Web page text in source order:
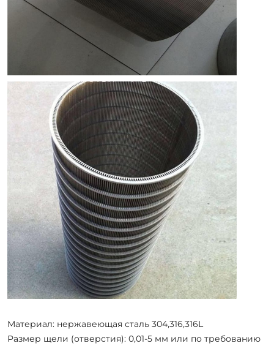
Материал: нержавеющая сталь 304,316,316L
Размер щели (отверстия): 0,01-5 мм или по требованию